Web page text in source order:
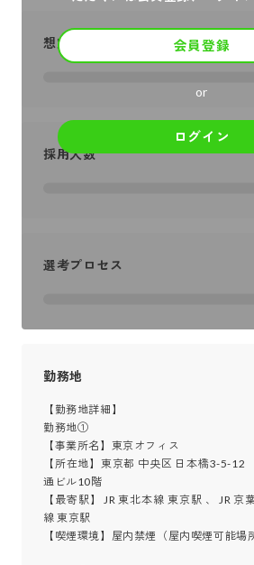
会員登録
or
ログイン
想定年収
採用人数
選考プロセス
勤務地
【勤務地詳細】
勤務地①
【事業所名】東京オフィス
【所在地】東京都 中央区 日本橋3-5-12
通ビル10階
【最寄駅】 JR 東北本線 東京駅 、 JR 京
線 東京駅
【喫煙環境】屋内禁煙（屋内喫煙可能場